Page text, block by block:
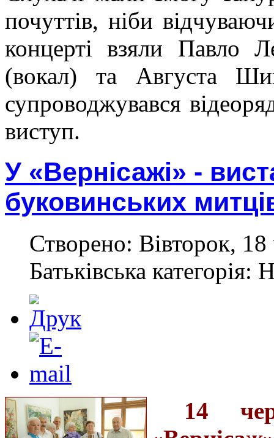
почуттів, ніби
концерті взяли Павло
(вокал) та Августа
супроводжувався
виступ.
У «Вернісажі» -
буковинських
Створено: Вівторок,
Батьківська категорія:
14